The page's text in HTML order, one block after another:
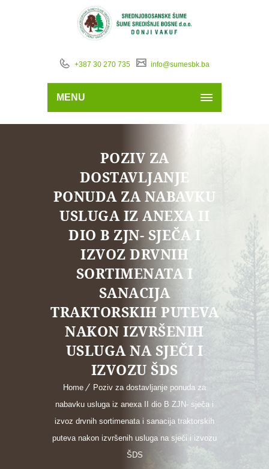
+387 30 270 735 info@sumesbk.ba
MENU
POZIV ZA
DOSTAVLJANJE
PONUDA ZA NABAVKU
USLUGA IZ ANEXA II
DIO B ZJN- SJEČA I
IZVOZ DRVNIH
SORTIMENATA I
SANACIJA
TRAKTORSKIH PUTEVA
NAKON IZVRŠENIH
USLUGA NA SJEČI I
IZVOZU ŠDS
Home
Poziv za dostavljanje ponuda za
nabavku usluga iz anexa II dio B ZJN- sječa i
izvoz drvnih sortimenata i sanacija traktorskih
puteva nakon izvršenih usluga na sječi i izvozu
ŠDS